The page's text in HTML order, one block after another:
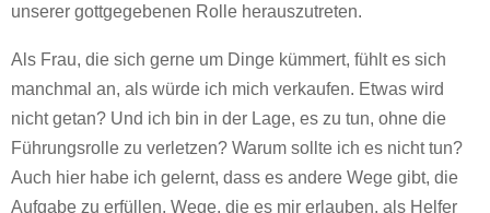
unserer gottgegebenen Rolle herauszutreten.
Als Frau, die sich gerne um Dinge kümmert, fühlt es sich
manchmal an, als würde ich mich verkaufen. Etwas wird
nicht getan? Und ich bin in der Lage, es zu tun, ohne die
Führungsrolle zu verletzen? Warum sollte ich es nicht tun?
Auch hier habe ich gelernt, dass es andere Wege gibt, die
Aufgabe zu erfüllen, Wege, die es mir erlauben, als Helfer